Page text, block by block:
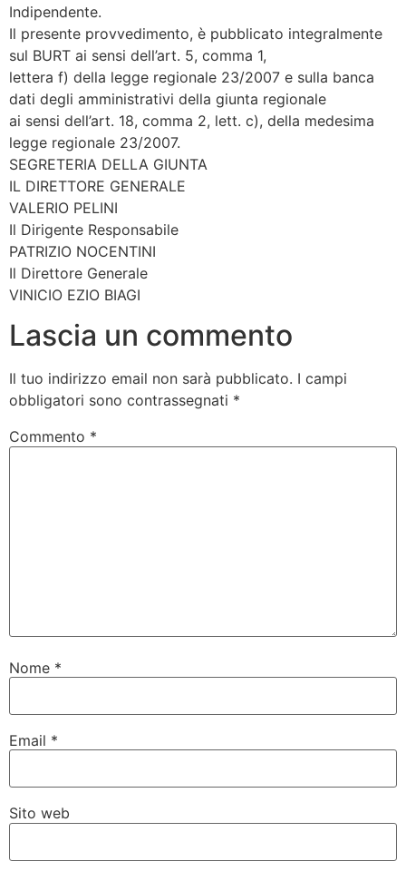
Indipendente.
Il presente provvedimento, è pubblicato integralmente
sul BURT ai sensi dell’art. 5, comma 1,
lettera f) della legge regionale 23/2007 e sulla banca
dati degli amministrativi della giunta regionale
ai sensi dell’art. 18, comma 2, lett. c), della medesima
legge regionale 23/2007.
SEGRETERIA DELLA GIUNTA
IL DIRETTORE GENERALE
VALERIO PELINI
Il Dirigente Responsabile
PATRIZIO NOCENTINI
Il Direttore Generale
VINICIO EZIO BIAGI
Lascia un commento
Il tuo indirizzo email non sarà pubblicato. I campi
obbligatori sono contrassegnati *
Commento *
Nome *
Email *
Sito web